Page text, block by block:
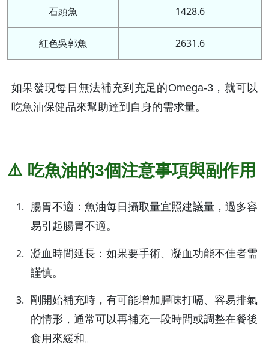
石頭魚 1428.6
紅色吳郭魚 2631.6
如果發現每日無法補充到充足的Omega-3，就可以
吃魚油保健品來幫助達到自身的需求量。
⚠️ 吃魚油的3個注意事項與副作用
腸胃不適：魚油每日攝取量宜照建議量，過多容
易引起腸胃不適。
凝血時間延長：如果要手術、凝血功能不佳者需
謹慎。
剛開始補充時，有可能增加腥味打嗝、容易排氣
的情形，通常可以再補充一段時間或調整在餐後
食用來緩和。